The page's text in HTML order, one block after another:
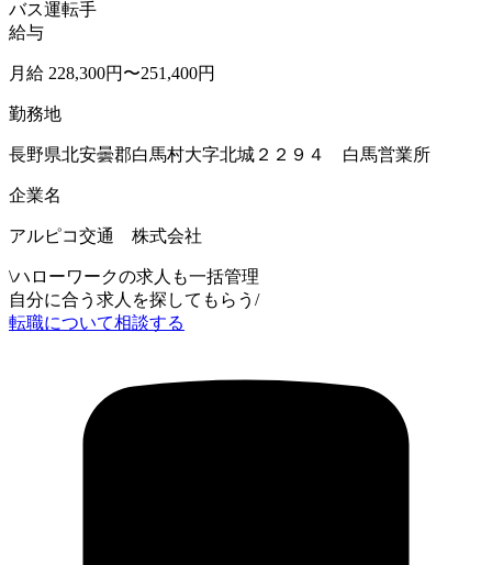
バス運転手
給与
月給 228,300円〜251,400円
勤務地
長野県北安曇郡白馬村大字北城２２９４ 白馬営業所
企業名
アルピコ交通 株式会社
\ハローワークの求人も一括管理
自分に合う求人を探してもらう /
転職について相談する